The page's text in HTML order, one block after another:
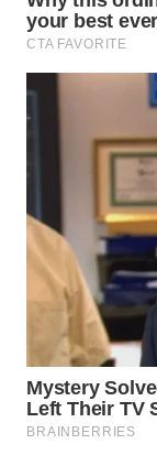
WN
PRIANGAN
TIMUR
WN
SEMARANG
SOLO
WN
BOROBUDUR
WN
MADURA